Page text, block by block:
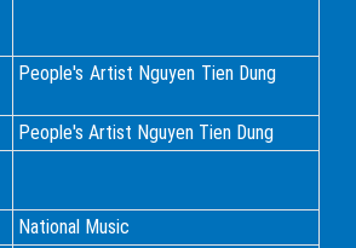
People's Artist Nguyen Tien Dung
People's Artist Nguyen Tien Dung
National Music